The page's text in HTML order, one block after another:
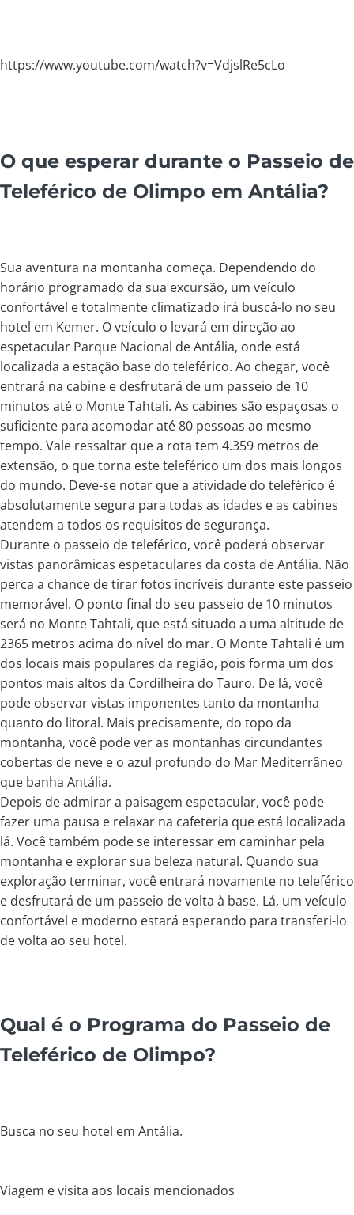
https://www.youtube.com/watch?v=VdjslRe5cLo
O que esperar durante o Passeio de
Teleférico de Olimpo em Antália?
Sua aventura na montanha começa. Dependendo do
horário programado da sua excursão, um veículo
confortável e totalmente climatizado irá buscá-lo no seu
hotel em Kemer. O veículo o levará em direção ao
espetacular Parque Nacional de Antália, onde está
localizada a estação base do teleférico. Ao chegar, você
entrará na cabine e desfrutará de um passeio de 10
minutos até o Monte Tahtali. As cabines são espaçosas o
suficiente para acomodar até 80 pessoas ao mesmo
tempo. Vale ressaltar que a rota tem 4.359 metros de
extensão, o que torna este teleférico um dos mais longos
do mundo. Deve-se notar que a atividade do teleférico é
absolutamente segura para todas as idades e as cabines
atendem a todos os requisitos de segurança.
Durante o passeio de teleférico, você poderá observar
vistas panorâmicas espetaculares da costa de Antália. Não
perca a chance de tirar fotos incríveis durante este passeio
memorável. O ponto final do seu passeio de 10 minutos
será no Monte Tahtali, que está situado a uma altitude de
2365 metros acima do nível do mar. O Monte Tahtali é um
dos locais mais populares da região, pois forma um dos
pontos mais altos da Cordilheira do Tauro. De lá, você
pode observar vistas imponentes tanto da montanha
quanto do litoral. Mais precisamente, do topo da
montanha, você pode ver as montanhas circundantes
cobertas de neve e o azul profundo do Mar Mediterrâneo
que banha Antália.
Depois de admirar a paisagem espetacular, você pode
fazer uma pausa e relaxar na cafeteria que está localizada
lá. Você também pode se interessar em caminhar pela
montanha e explorar sua beleza natural. Quando sua
exploração terminar, você entrará novamente no teleférico
e desfrutará de um passeio de volta à base. Lá, um veículo
confortável e moderno estará esperando para transferi-lo
de volta ao seu hotel.
Qual é o Programa do Passeio de
Teleférico de Olimpo?
Busca no seu hotel em Antália.
Viagem e visita aos locais mencionados